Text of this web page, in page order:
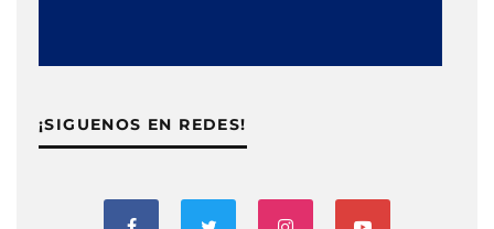
¡SIGUENOS EN REDES!